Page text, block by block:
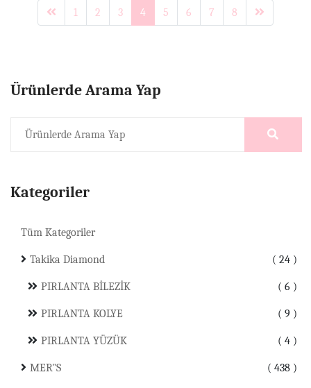
Ürünlerde Arama Yap
Kategoriler
Tüm Kategoriler
24
Takika Diamond
6
PIRLANTA BİLEZİK
9
PIRLANTA KOLYE
4
PIRLANTA YÜZÜK
438
MER"S
1 2 3 4 5 6 7 8